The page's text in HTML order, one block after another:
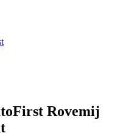
Rovemij